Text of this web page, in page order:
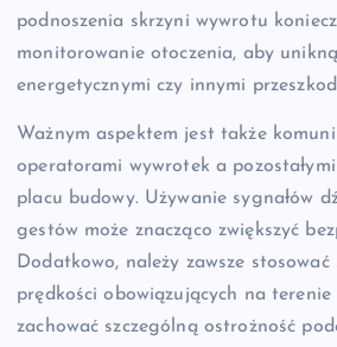
podnoszenia skrzyni wywrotu
monitorowanie otoczenia, aby
energetycznymi czy innymi
Ważnym aspektem jest także
operatorami wywrotek a
placu budowy. Używanie sygnałów
gestów może znacząco zwiększyć
Dodatkowo, należy zawsze
prędkości obowiązujących na
zachować szczególną ostrożność